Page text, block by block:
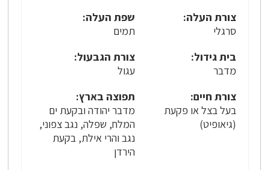
צורת העלה:
סרגלי
שפת העלה:
תמים
בית גידול:
מדבר
צורת הגבעול:
עגול
צורת חיים:
בעל בצל או פקעת
(גיאופיט)
תפוצה בארץ:
מדבר יהודה ובקעת ים
המלח, שפלה, נגב צפוני,
נגב והרי אילת, בקעת
הירדן